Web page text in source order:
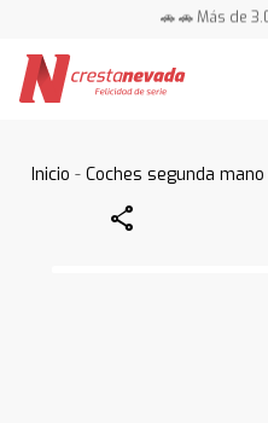
🚗 🚗 Más de
Inicio -Coches segunda mano
Share